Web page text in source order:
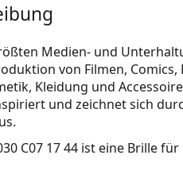
Medien- und
von Filmen,
Kleidung und
und zeichnet sich
C07 17 44 ist eine Brille für